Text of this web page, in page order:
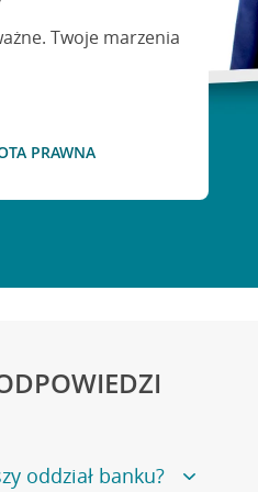
Twoje marzenia
PRAWNA
oddział banku?